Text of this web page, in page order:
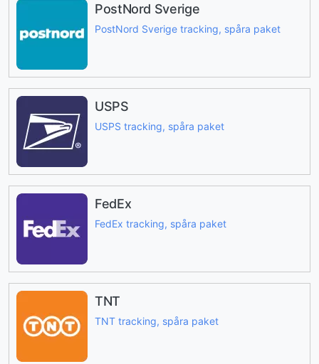
PostNord Sverige
PostNord Sverige tracking, spåra paket
USPS
USPS tracking, spåra paket
FedEx
FedEx tracking, spåra paket
TNT
TNT tracking, spåra paket